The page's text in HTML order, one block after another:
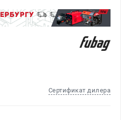
Сертификат дилера